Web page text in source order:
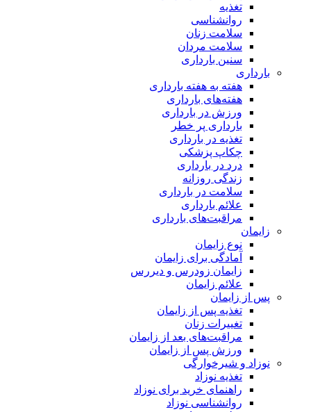
تغذیه
روانشناسی
سلامت زنان
سلامت مردان
سنین بارداری
بارداری
هفته‌ به هفته بارداری
هفته‌های بارداری
ورزش در بارداری
بارداری پر خطر
تغذیه در بارداری
چکاپ پزشکی
درد در بارداری
زندگی روزانه
سلامت در بارداری
علائم بارداری
مراقبت‌های بارداری
زایمان
نوع زایمان
آمادگی برای زایمان
زایمان زودرس و دیررس
علائم زایمان
پس از زایمان
تغذیه پس از زایمان
تغییرات زنان
مراقبت‌های بعد از زایمان
ورزش پس از زایمان
نوزاد و شیرخوارگی
تغذیه نوزاد
راهنمای خرید برای نوزاد
روانشناسی نوزاد